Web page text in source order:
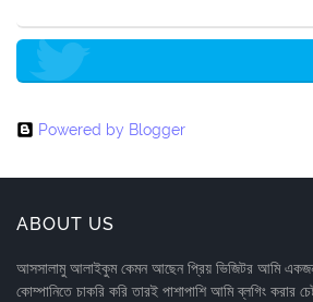
Powered by Blogger
ABOUT US
আসসালামু আলাইকুম কেমন আছেন প্রিয় ভিজিটর আমি
কোম্পানিতে চাকরি করি তারই পাশাপাশি আমি ব্লগিং করার